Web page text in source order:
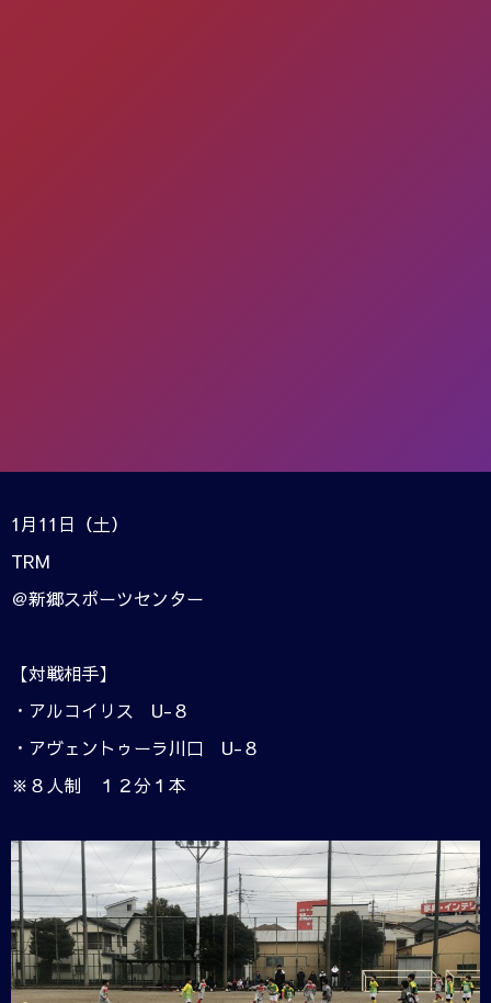
1月11日（土）
TRM
＠新郷スポーツセンター
【対戦相手】
・アルコイリス U-８
・アヴェントゥーラ川口 U-８
※８人制 １２分１本